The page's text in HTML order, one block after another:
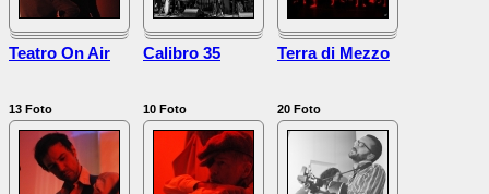
Teatro On Air
13 Foto
Calibro 35
10 Foto
Terra di Mezzo
20 Foto